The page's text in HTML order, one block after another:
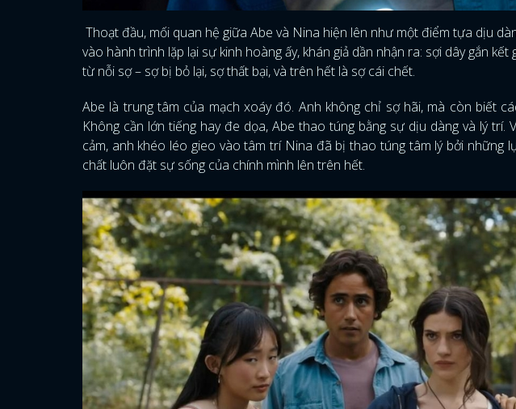
Thoạt đầu, mối quan hệ giữa Abe và Nina hiện lên như một điểm tựa dịu
vào hành trình lặp lại sự kinh hoàng ấy, khán giả dần nhận ra: sợi dây gắn
từ nỗi sợ – sợ bị bỏ lại, sợ thất bại, và trên hết là sợ cái chết.
Abe là trung tâm của mạch xoáy đó. Anh không chỉ sợ hãi, mà còn biết
Không cần lớn tiếng hay đe dọa, Abe thao túng bằng sự dịu dàng và lý trí.
cảm, anh khéo léo gieo vào tâm trí Nina đã bị thao túng tâm lý bởi những
chất luôn đặt sự sống của chính mình lên trên hết.